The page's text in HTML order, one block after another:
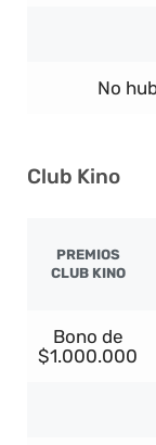
No
Club Kino
PREMIOS
CLUB KINO
Bono de
$1.000.000